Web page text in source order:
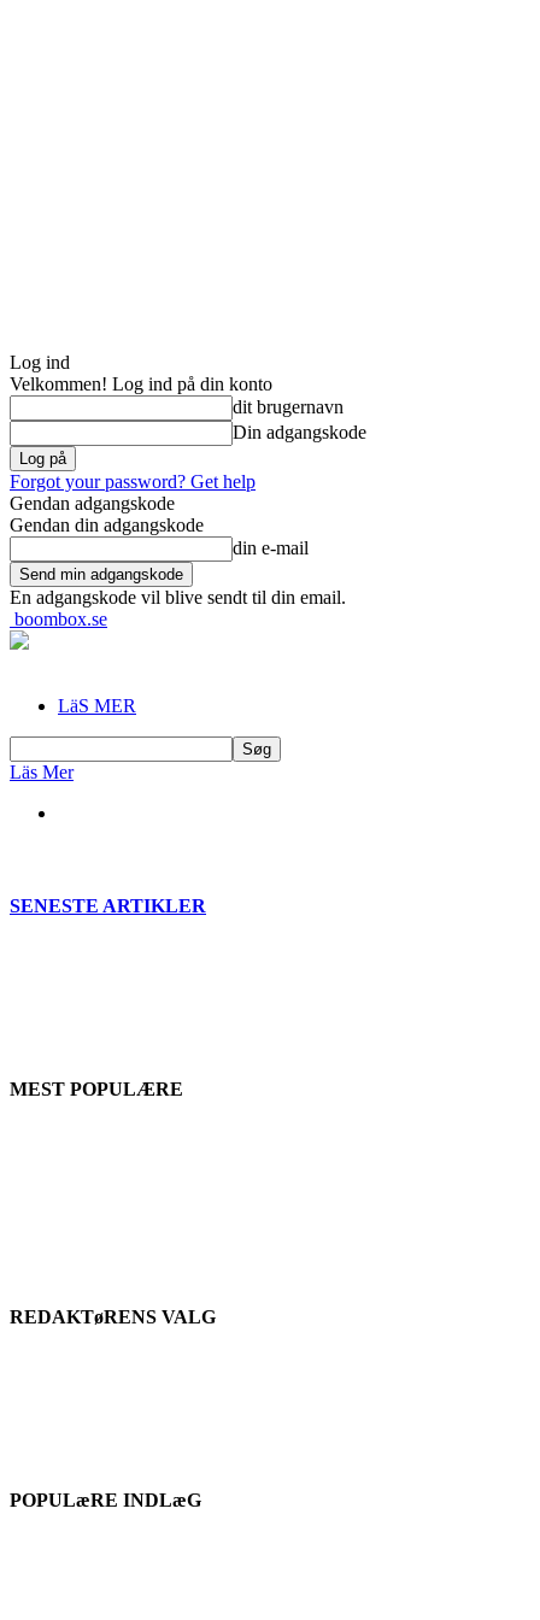
Log ind
Velkommen! Log ind på din konto
dit brugernavn
Din adgangskode
Forgot your password? Get help
Gendan adgangskode
Gendan din adgangskode
din e-mail
En adgangskode vil blive sendt til din email.
boombox.se
LäS MER
Läs Mer
SENESTE ARTIKLER
MEST POPULÆRE
REDAKTøRENS VALG
POPULæRE INDLæG